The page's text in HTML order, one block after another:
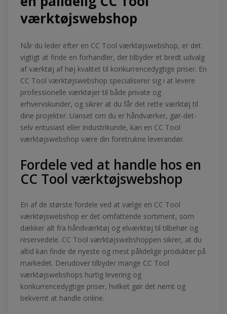
værktøjswebshop
Når du leder efter en CC Tool værktøjswebshop, er det
vigtigt at finde en forhandler, der tilbyder et bredt udvalg
af værktøj af høj kvalitet til konkurrencedygtige priser. En
CC Tool værktøjswebshop specialiserer sig i at levere
professionelle værktøjer til både private og
erhvervskunder, og sikrer at du får det rette værktøj til
dine projekter. Uanset om du er håndværker, gør-det-
selv entusiast eller industrikunde, kan en CC Tool
værktøjswebshop være din foretrukne leverandør.
Fordele ved at handle hos en
CC Tool værktøjswebshop
En af de største fordele ved at vælge en CC Tool
værktøjswebshop er det omfattende sortiment, som
dækker alt fra håndværktøj og elværktøj til tilbehør og
reservedele. CC Tool værktøjswebshoppen sikrer, at du
altid kan finde de nyeste og mest pålidelige produkter på
markedet. Derudover tilbyder mange CC Tool
værktøjswebshops hurtig levering og
konkurrencedygtige priser, hvilket gør det nemt og
bekvemt at handle online.